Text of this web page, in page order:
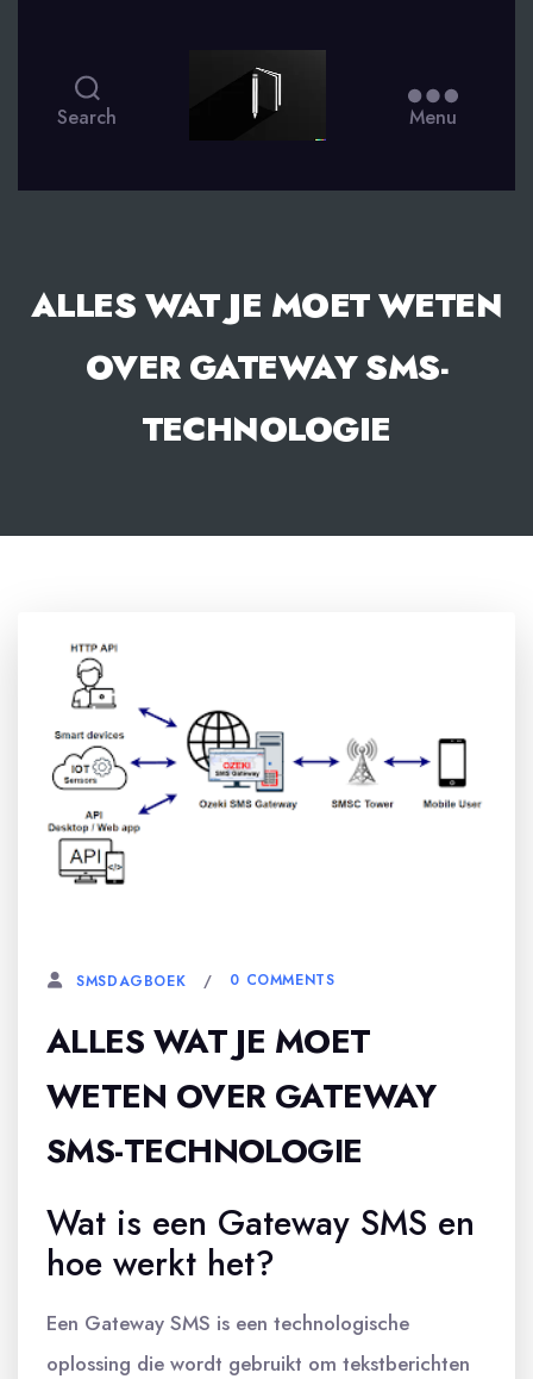
Search Menu
ALLES WAT JE MOET WETEN
OVER GATEWAY SMS-
TECHNOLOGIE
SMSDAGBOEK 0 COMMENTS
ALLES WAT JE MOET
WETEN OVER GATEWAY
SMS-TECHNOLOGIE
Wat is een Gateway SMS en
hoe werkt het?
Een Gateway SMS is een technologische
oplossing die wordt gebruikt om tekstberichten